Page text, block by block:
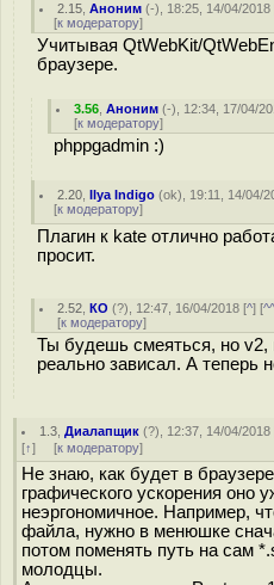
2.15 ,Аноним (-), 18:25, 14/04/2018
[к модератору]
Учитывая QtWebKit/
браузере.
3.56 ,Аноним (-), 12:34, 17/04/
[к модератору]
phppgadmin :)
2.20 ,Ilya Indigo (ok), 19:11, 14/04/
[к модератору]
Плагин к kate отлично
просит.
2.52 ,КО (?), 12:47, 16/04/2018 [^] [
[к модератору]
Ты будешь смеяться, но
реально зависал. А теперь
1.3 ,Диалапщик (?), 12:37, 14/04/2018
[↑] [к модератору]
Не знаю, как будет в
графического ускорения оно
неэргономичное. Например,
файла, нужно в менюшке
потом поменять путь на сам
молодцы.